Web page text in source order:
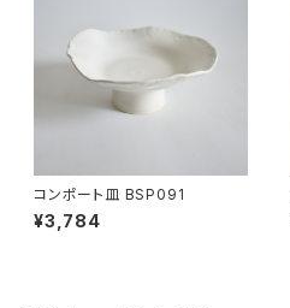
コンポート皿 BSP091
¥3,784